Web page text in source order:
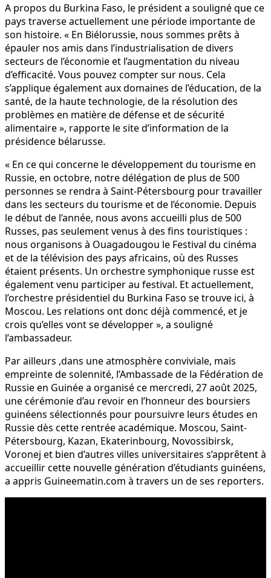
A propos du Burkina Faso, le président a souligné que ce
pays traverse actuellement une période importante de
son histoire. « En Biélorussie, nous sommes prêts à
épauler nos amis dans l’industrialisation de divers
secteurs de l’économie et l’augmentation du niveau
d’efficacité. Vous pouvez compter sur nous. Cela
s’applique également aux domaines de l’éducation, de la
santé, de la haute technologie, de la résolution des
problèmes en matière de défense et de sécurité
alimentaire », rapporte le site d’information de la
présidence bélarusse.
« En ce qui concerne le développement du tourisme en
Russie, en octobre, notre délégation de plus de 500
personnes se rendra à Saint-Pétersbourg pour travailler
dans les secteurs du tourisme et de l’économie. Depuis
le début de l’année, nous avons accueilli plus de 500
Russes, pas seulement venus à des fins touristiques :
nous organisons à Ouagadougou le Festival du cinéma
et de la télévision des pays africains, où des Russes
étaient présents. Un orchestre symphonique russe est
également venu participer au festival. Et actuellement,
l’orchestre présidentiel du Burkina Faso se trouve ici, à
Moscou. Les relations ont donc déjà commencé, et je
crois qu’elles vont se développer », a souligné
l’ambassadeur.
Par ailleurs ,dans une atmosphère conviviale, mais
empreinte de solennité, l’Ambassade de la Fédération de
Russie en Guinée a organisé ce mercredi, 27 août 2025,
une cérémonie d’au revoir en l’honneur des boursiers
guinéens sélectionnés pour poursuivre leurs études en
Russie dès cette rentrée académique. Moscou, Saint-
Pétersbourg, Kazan, Ekaterinbourg, Novossibirsk,
Voronej et bien d’autres villes universitaires s’apprêtent à
accueillir cette nouvelle génération d’étudiants guinéens,
a appris Guineematin.com à travers un de ses reporters.